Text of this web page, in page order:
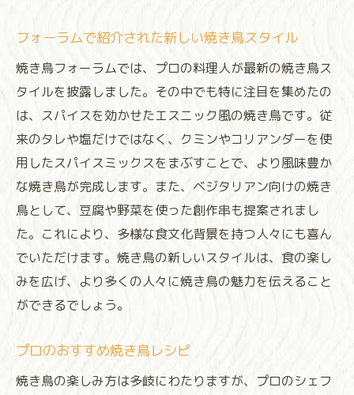
フォーラムで紹介された新しい焼き鳥スタイル
焼き鳥フォーラムでは、プロの料理人が最新の焼き鳥ス
タイルを披露しました。その中でも特に注目を集めたの
は、スパイスを効かせたエスニック風の焼き鳥です。従
来のタレや塩だけではなく、クミンやコリアンダーを使
用したスパイスミックスをまぶすことで、より風味豊か
な焼き鳥が完成します。また、ベジタリアン向けの焼き
鳥として、豆腐や野菜を使った創作串も提案されまし
た。これにより、多様な食文化背景を持つ人々にも喜ん
でいただけます。焼き鳥の新しいスタイルは、食の楽し
みを広げ、より多くの人々に焼き鳥の魅力を伝えること
ができるでしょう。
プロのおすすめ焼き鳥レシピ
焼き鳥の楽しみ方は多岐にわたりますが、プロのシェフ